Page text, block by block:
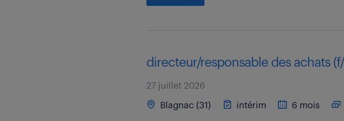
directeur/responsable des achats
27 juillet 2026
Blagnac (31) intérim 6 mois